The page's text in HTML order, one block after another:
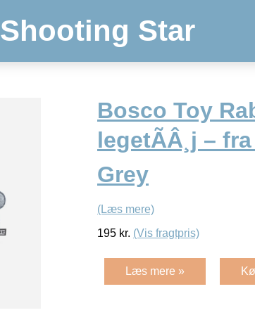
Shooting Star
Bosco Toy
legetÃÂ¸j –
Grey
(Læs mere)
195 kr. (Vis fragtpris)
Læs mere »